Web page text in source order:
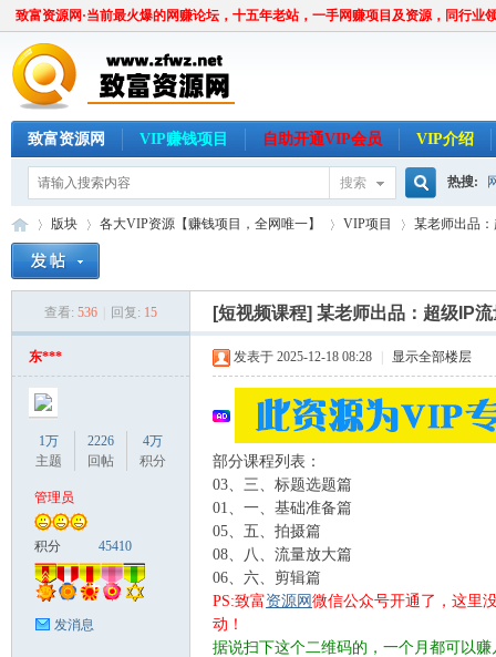
致富资源网·当前最火爆的网赚论坛，十五年老站，一手网赚项目及资源，同行业
致富资源网 VIP赚钱项目 自助开通VIP会员 VIP介绍
搜索
搜
索
热搜:
版块
›
各大VIP资源【赚钱项目，全网唯一】
›
VIP项目
›
某老师出品：
查看: 536 回复: 15 [短视频课程] 某老师出品：超级IP
东***
1万
主题
2226
回帖
4万
积分
管理员
积分 45410
发消息
发表于 2025-12-18 08:28 显示全部楼层
部分课程列表：
03、三、标题选题篇
01、一、基础准备篇
05、五、拍摄篇
08、八、流量放大篇
06、六、剪辑篇
PS:致富资源网 微信公众号开通了，这里
动！
据说扫下这个二维码的，一个月都可以